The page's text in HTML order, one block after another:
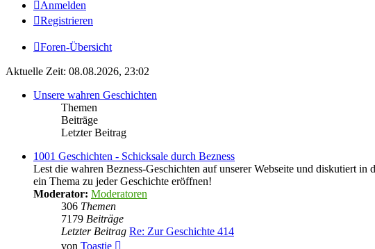
Anmelden
Registrieren
Foren-Übersicht
Aktuelle Zeit: 08.08.2026, 23:02
Unsere wahren Geschichten
Themen
Beiträge
Letzter Beitrag
1001 Geschichten - Schicksale durch Bezness
Lest die wahren Bezness-Geschichten auf unserer Webseite und diskutiert
ein Thema zu jeder Geschichte eröffnen!
Moderator: Moderatoren
306 Themen
7179 Beiträge
Letzter Beitrag Re: Zur Geschichte 414
von Toastie